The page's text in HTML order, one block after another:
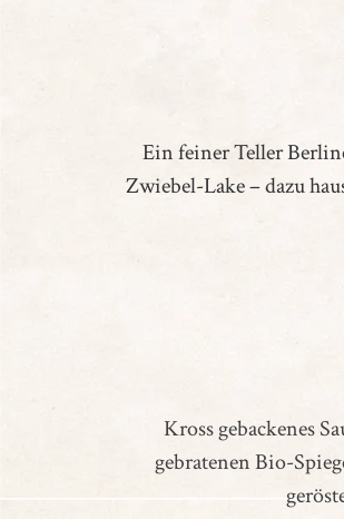
Ein feiner Teller
Zwiebel-Lake – dazu
Kross gebackenes
gebratenen Bio-